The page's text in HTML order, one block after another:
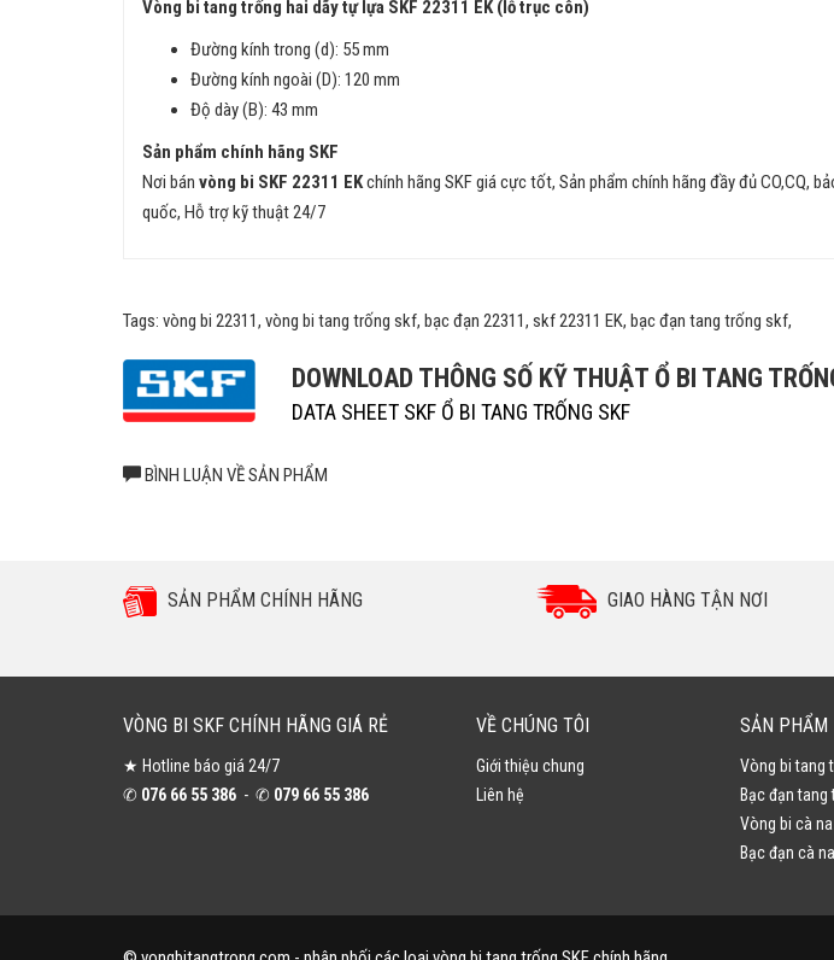
Vòng bi tang trống hai dãy tự lựa SKF 22311 EK (lỗ trục côn)
Đường kính trong (d): 55 mm
Đường kính ngoài (D): 120 mm
Độ dày (B): 43 mm
Sản phẩm chính hãng SKF
Nơi bán vòng bi SKF 22311 EKchính hãng SKF giá cực tốt, Sản phẩm chính hãng đầy đủ CO,CQ,
quốc, Hỗ trợ kỹ thuật 24/7
Tags: vòng bi 22311, vòng bi tang trống skf, bạc đạn 22311, skf 22311 EK, bạc đạn tang trống skf,
DOWNLOAD THÔNG SỐ KỸ THUẬT Ổ BI TANG
DATA SHEET SKF Ổ BI TANG TRỐNG SKF
BÌNH LUẬN VỀ SẢN PHẨM
SẢN PHẨM CHÍNH HÃNG GIAO HÀNG TẬN NƠI
VÒNG BI SKF CHÍNH HÃNG GIÁ RẺ
★ Hotline báo giá 24/7
✆ 076 66 55 386 - ✆ 079 66 55 386
VỀ CHÚNG TÔI
Giới thiệu chung
Liên hệ
SẢN PHẨM
Vòng bi tang
Bạc đạn tang
Vòng bi cà na
Bạc đạn cà